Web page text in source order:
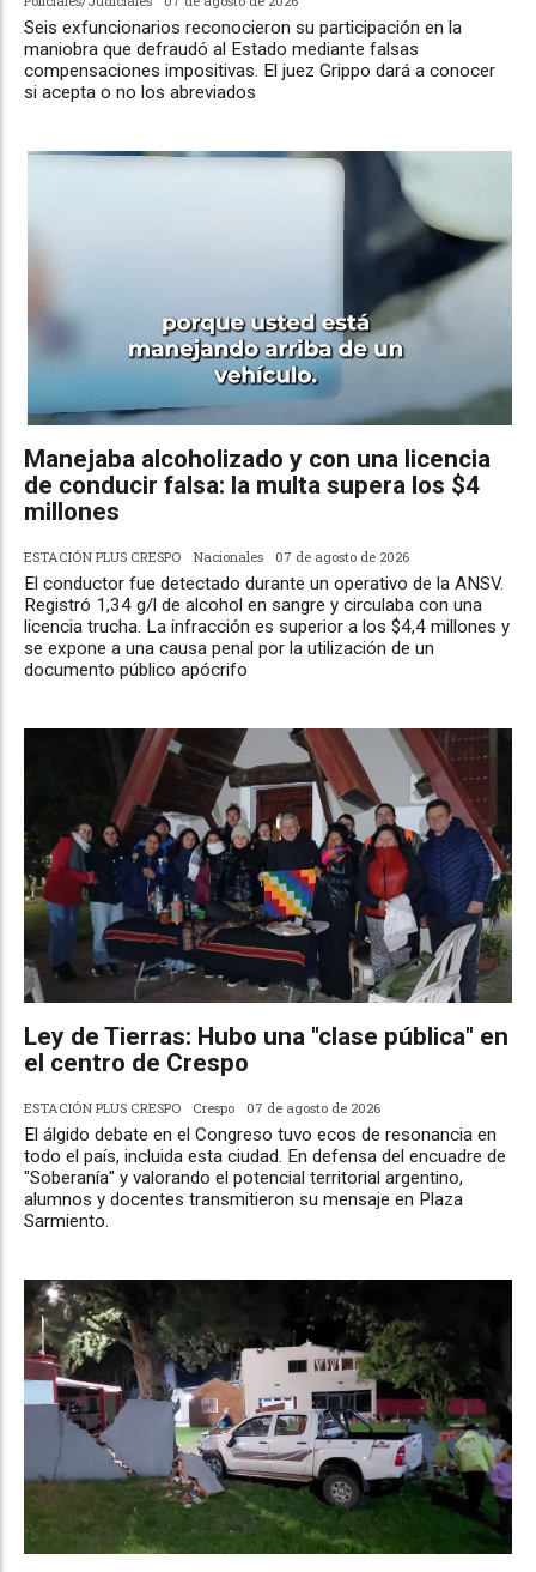
Seis exfuncionarios reconocieron su participación en la
maniobra que defraudó al Estado mediante falsas
compensaciones impositivas. El juez Grippo dará a conocer
si acepta o no los abreviados
Manejaba alcoholizado y con una licencia
de conducir falsa: la multa supera los $4
millones
ESTACIÓN PLUS CRESPO Nacionales 07 de agosto de 2026
El conductor fue detectado durante un operativo de la ANSV.
Registró 1,34 g/l de alcohol en sangre y circulaba con una
licencia trucha. La infracción es superior a los $4,4 millones y
se expone a una causa penal por la utilización de un
documento público apócrifo
Ley de Tierras: Hubo una "clase pública" en
el centro de Crespo
ESTACIÓN PLUS CRESPO Crespo 07 de agosto de 2026
El álgido debate en el Congreso tuvo ecos de resonancia en
todo el país, incluida esta ciudad. En defensa del encuadre de
"Soberanía" y valorando el potencial territorial argentino,
alumnos y docentes transmitieron su mensaje en Plaza
Sarmiento.